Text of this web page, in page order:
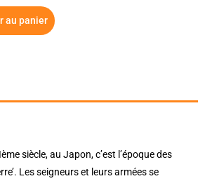
au panier
siècle, au Japon, c’est l’époque des
Les seigneurs et leurs armées se